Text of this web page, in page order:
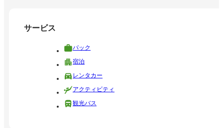
サービス
パック
宿泊
レンタカー
アクティビティ
観光バス